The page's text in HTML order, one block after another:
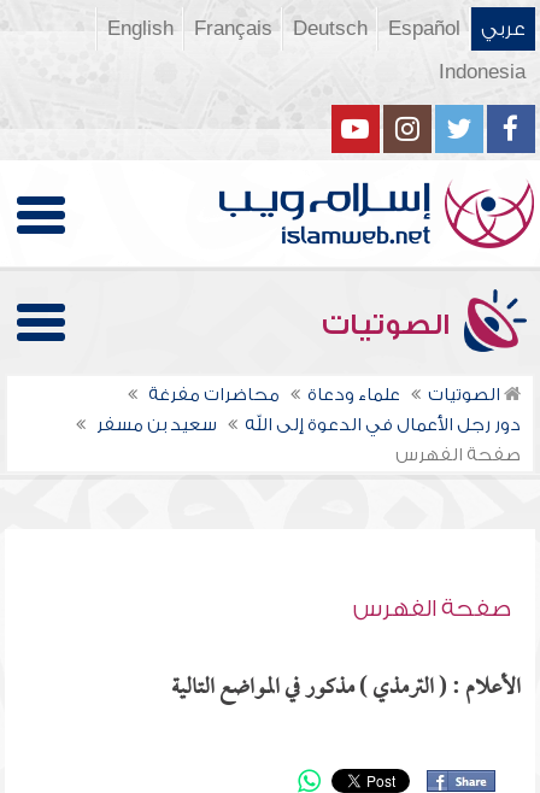
عربي Español
Deutsch
Français
English
Indonesia
الصوتيات
الصوتيات علماء ودعاة
محاضرات مفرغة
دور رجل الأعمال في الدعوة إلى الله
سعيد بن مسفر
صفحة الفهرس
صفحة الفهرس
الأعلام : ( الترمذي ) مذكور في المواضع التالية